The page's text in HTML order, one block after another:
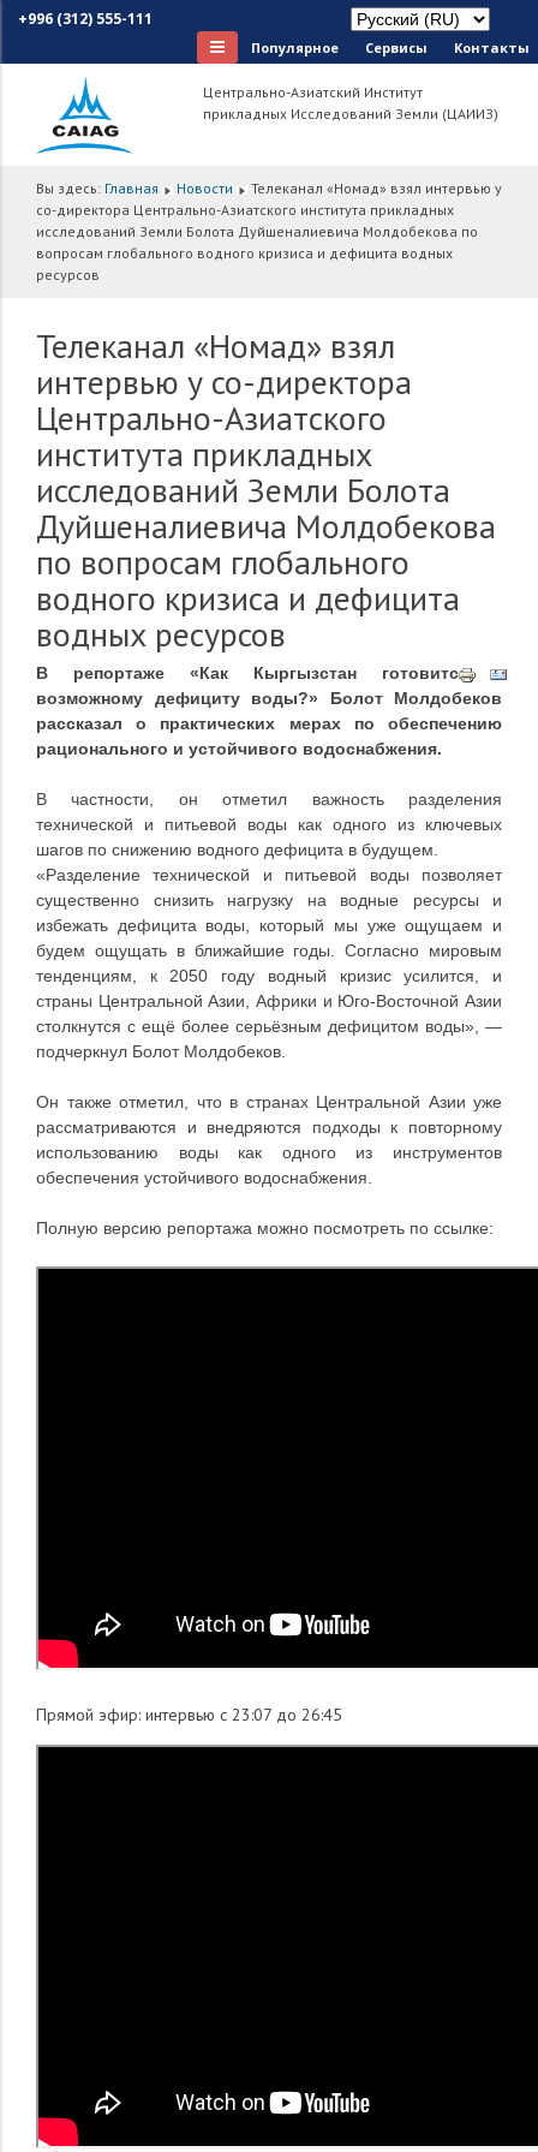
+996 (312) 555-111
Популярное Сервисы Контакты
Центрально-Азиатский Институт
прикладных Исследований Земли (ЦАИИЗ)
Вы здесь: Главная Новости
Телеканал «Номад» взял интервью у
со-директора Центрально-Азиатского института прикладных
исследований Земли Болота Дуйшеналиевича Молдобекова по
вопросам глобального водного кризиса и дефицита водных
ресурсов
Телеканал «Номад» взял
интервью у со-директора
Центрально-Азиатского
института прикладных
исследований Земли Болота
Дуйшеналиевича Молдобекова
по вопросам глобального
водного кризиса и дефицита
водных ресурсов
В репортаже «Как Кыргызстан готовится к
возможному дефициту воды?» Болот Молдобеков
рассказал о практических мерах по обеспечению
рационального и устойчивого водоснабжения.
В частности, он отметил важность разделения
технической и питьевой воды как одного из ключевых
шагов по снижению водного дефицита в будущем.
«Разделение технической и питьевой воды позволяет
существенно снизить нагрузку на водные ресурсы и
избежать дефицита воды, который мы уже ощущаем и
будем ощущать в ближайшие годы. Согласно мировым
тенденциям, к 2050 году водный кризис усилится, и
страны Центральной Азии, Африки и Юго-Восточной Азии
столкнутся с ещё более серьёзным дефицитом воды», —
подчеркнул Болот Молдобеков.
Он также отметил, что в странах Центральной Азии уже
рассматриваются и внедряются подходы к повторному
использованию воды как одного из инструментов
обеспечения устойчивого водоснабжения.
Полную версию репортажа можно посмотреть по ссылке:
Прямой эфир: интервью c 23:07 до 26:45